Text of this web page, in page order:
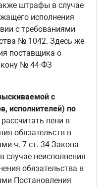
штрафы в случае
исполнения
с требованиями
№ 1042. Здесь же
поставщика о
№ 44-ФЗ
с
исполнителей) по
пени в
обязательств в
ч. 7 ст. 34 Закона
неисполнения
обязательства в
Постановления